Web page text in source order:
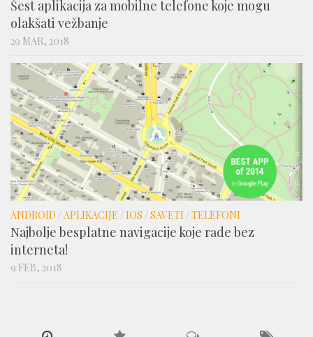
Šest aplikacija za mobilne telefone koje mogu
olakšati vežbanje
29 MAR, 2018
ANDROID /APLIKACIJE /IOS /SAVETI /TELEFONI
Najbolje besplatne navigacije koje rade bez
interneta!
9 FEB, 2018